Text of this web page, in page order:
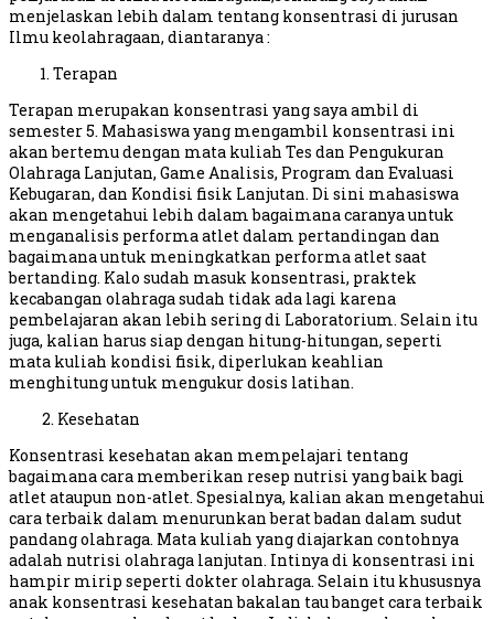
menjelaskan lebih dalam tentang konsentrasi di jurusan
Ilmu keolahragaan, diantaranya :
Terapan
Terapan merupakan konsentrasi yang saya ambil di
semester 5. Mahasiswa yang mengambil konsentrasi ini
akan bertemu dengan mata kuliah Tes dan Pengukuran
Olahraga Lanjutan, Game Analisis, Program dan Evaluasi
Kebugaran, dan Kondisi fisik Lanjutan. Di sini mahasiswa
akan mengetahui lebih dalam bagaimana caranya untuk
menganalisis performa atlet dalam pertandingan dan
bagaimana untuk meningkatkan performa atlet saat
bertanding. Kalo sudah masuk konsentrasi, praktek
kecabangan olahraga sudah tidak ada lagi karena
pembelajaran akan lebih sering di Laboratorium. Selain itu
juga, kalian harus siap dengan hitung-hitungan, seperti
mata kuliah kondisi fisik, diperlukan keahlian
menghitung untuk mengukur dosis latihan.
2. Kesehatan
Konsentrasi kesehatan akan mempelajari tentang
bagaimana cara memberikan resep nutrisi yang baik bagi
atlet ataupun non-atlet. Spesialnya, kalian akan mengetahui
cara terbaik dalam menurunkan berat badan dalam sudut
pandang olahraga. Mata kuliah yang diajarkan contohnya
adalah nutrisi olahraga lanjutan. Intinya di konsentrasi ini
hampir mirip seperti dokter olahraga. Selain itu khususnya
anak konsentrasi kesehatan bakalan tau banget cara terbaik